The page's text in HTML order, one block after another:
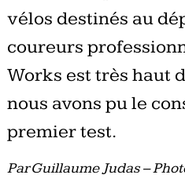
vélos destinés au
coureurs
Works est très haut
nous avons pu le
premier test.
Par Guillaume Judas –